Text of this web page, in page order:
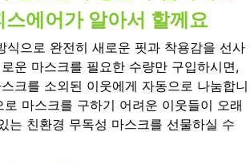
스에어가 알아서 할께요
식으로 완전히 새로운 핏과 착용감을 선사
운 마스크를 필요한 수량만 구입하시면,
크를 소외된 이웃에게 자동으로 나눔합니
마스크를 구하기 어려운 이웃들이 오래
는 친환경 무독성 마스크를 선물하실 수